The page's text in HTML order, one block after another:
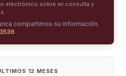
electrónico sobre mi consulta y
compartimos su información.
12 MESES